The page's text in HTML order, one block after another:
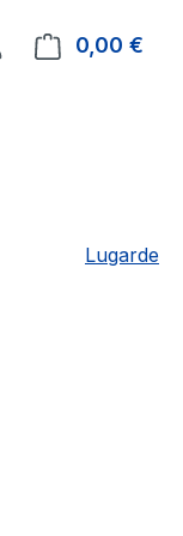
0,00 €
Lugarde